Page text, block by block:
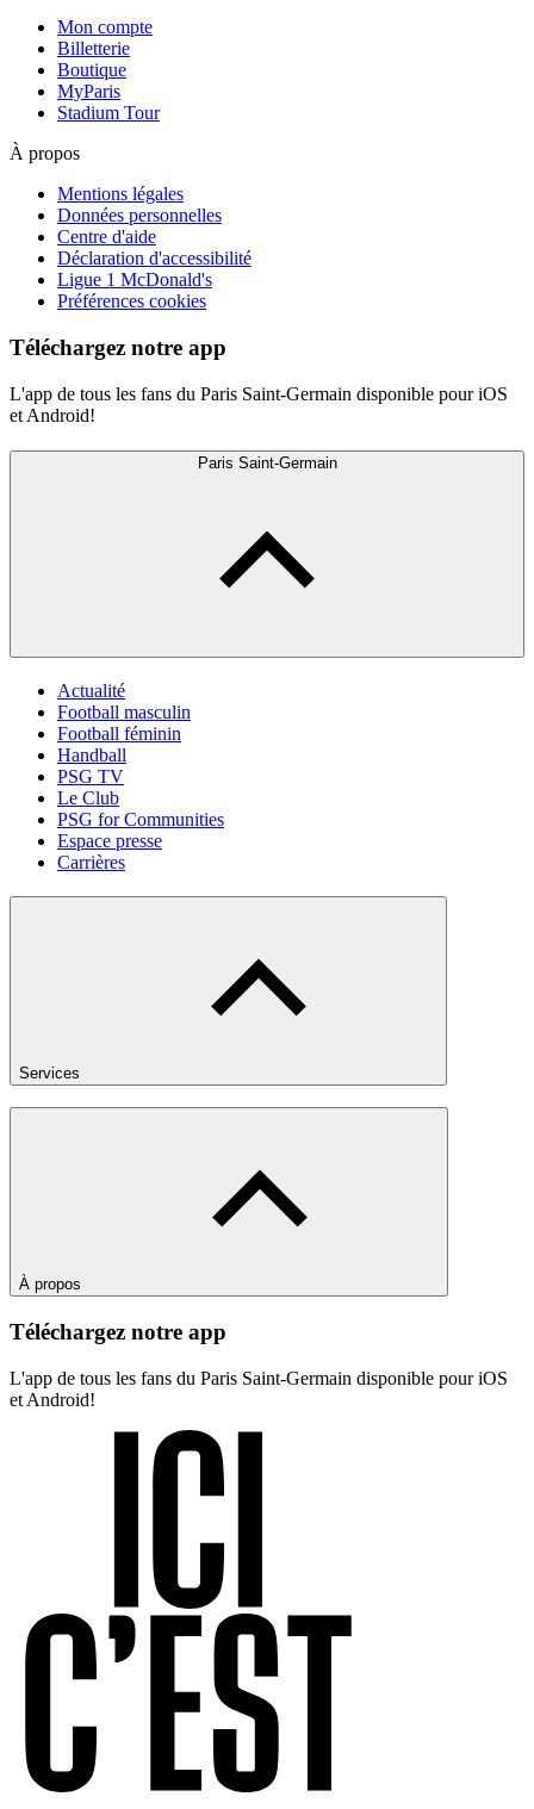
Mon compte
Billetterie
Boutique
MyParis
Stadium Tour
À propos
Mentions légales
Données personnelles
Centre d'aide
Déclaration d'accessibilité
Ligue 1 McDonald's
Préférences cookies
Téléchargez notre app
L'app de tous les fans du Paris Saint-Germain disponible pour iOS
et Android!
Paris Saint-Germain
Actualité
Football masculin
Football féminin
Handball
PSG TV
Le Club
PSG for Communities
Espace presse
Carrières
Services
À propos
Téléchargez notre app
L'app de tous les fans du Paris Saint-Germain disponible pour iOS
et Android!